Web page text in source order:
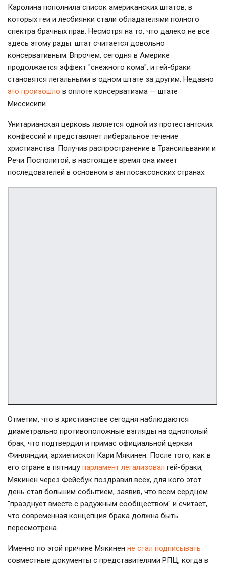
Каролина пополнила список американских штатов, в
которых геи и лесбиянки стали обладателями полного
спектра брачных прав. Несмотря на то, что далеко не все
здесь этому рады: штат считается довольно
консервативным. Впрочем, сегодня в Америке
продолжается эффект "снежного кома", и гей-браки
становятся легальными в одном штате за другим. Недавно
это произошло в оплоте консерватизма — штате
Миссисипи.
Унитарианская церковь является одной из протестантских
конфессий и представляет либеральное течение
христианства. Получив распространение в Трансильвании и
Речи Посполитой, в настоящее время она имеет
последователей в основном в англосаксонских странах.
Отметим, что в христианстве сегодня наблюдаются
диаметрально противоположные взгляды на однополый
брак, что подтвердил и примас официальной церкви
Финляндии, архиепископ Кари Мякинен. После того, как в
его стране в пятницу парламент легализовал гей-браки,
Мякинен через Фейсбук поздравил всех, для кого этот
день стал большим событием, заявив, что всем сердцем
"празднует вместе с радужным сообществом" и считает,
что современная концепция брака должна быть
пересмотрена.
Именно по этой причине Мякинен не стал подписывать
совместные документы с представителями РПЦ, когда в